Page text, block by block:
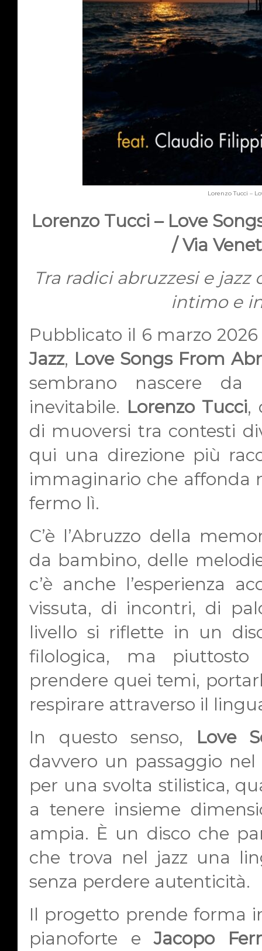
Lorenzo Tucci –
Lorenzo Tucci – Love
/ Via
Tra radici abruzzesi e
intimo e
Pubblicato il 6 marzo
Jazz, Love Songs From
sembrano nascere da
inevitabile. Lorenzo Tucci,
di muoversi tra contesti
qui una direzione più
immaginario che affonda
fermo lì.
C’è l’Abruzzo della
da bambino, delle
c’è anche l’esperienza
vissuta, di incontri, di
livello si riflette in un
filologica, ma
prendere quei temi,
respirare attraverso il
In questo senso, Love
davvero un passaggio
per una svolta stilistica,
a tenere insieme
ampia. È un disco che
che trova nel jazz una
senza perdere autenticità.
Il progetto prende forma
pianoforte eJacopo